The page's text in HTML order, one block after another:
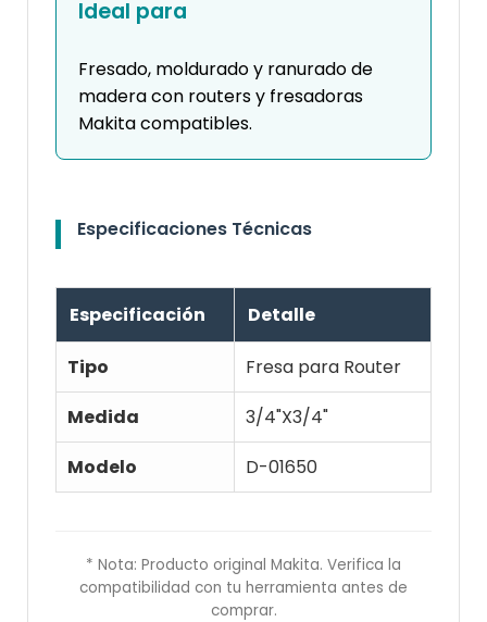
Ideal para
Fresado, moldurado y ranurado de
madera con routers y fresadoras
Makita compatibles.
Especificaciones Técnicas
Especificación Detalle
Tipo
Fresa para Router
Medida
3/4"X3/4"
Modelo
D-01650
* Nota: Producto original Makita. Verifica la
compatibilidad con tu herramienta antes de
comprar.